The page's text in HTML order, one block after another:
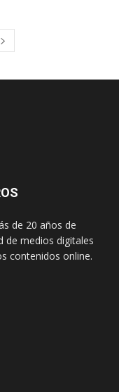
de 20 años de
de medios digitales
contenidos online.